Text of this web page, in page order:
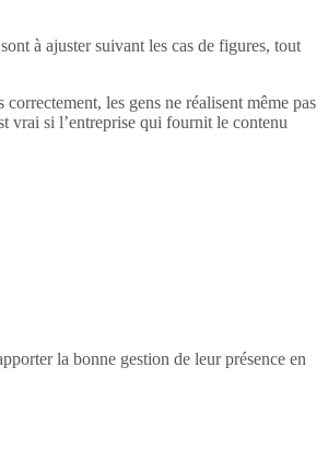
à ajuster suivant les cas de figures, tout
les gens ne réalisent même pas
vrai si l’entreprise qui fournit le contenu
la bonne gestion de leur présence en